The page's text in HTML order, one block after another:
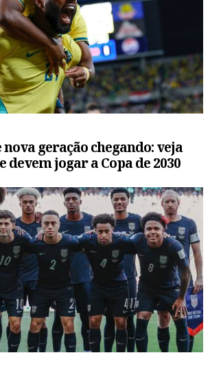
geração chegando: veja
jogar a Copa de 2030